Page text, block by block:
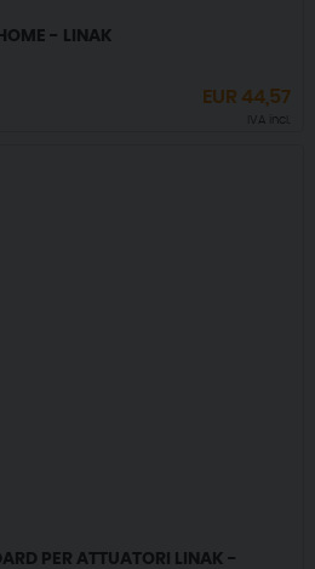
- LINAK
EUR 44,57
IVA incl.
PER ATTUATORI LINAK -